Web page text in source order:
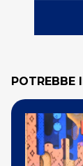
POTREBBE